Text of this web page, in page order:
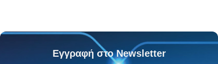
Εγγραφή στο Newsletter